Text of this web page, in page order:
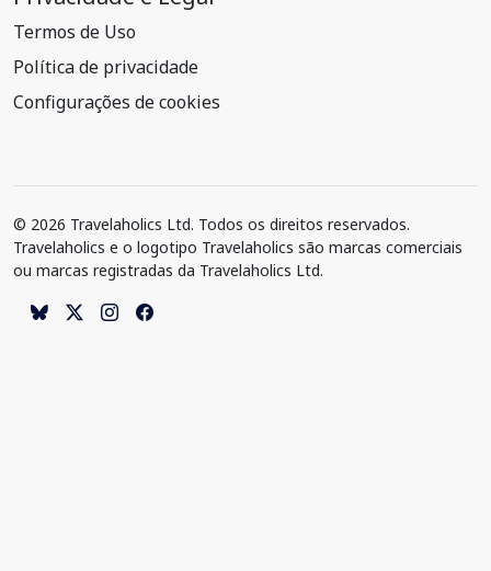
Termos de Uso
Política de privacidade
Configurações de cookies
© 2026 Travelaholics Ltd. Todos os direitos reservados.
Travelaholics e o logotipo Travelaholics são marcas comerciais
ou marcas registradas da Travelaholics Ltd.